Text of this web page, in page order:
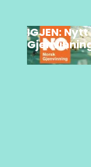
IGJEN: